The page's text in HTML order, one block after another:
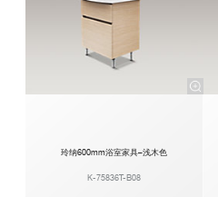
玲纳600mm浴室家具–浅木色
K-75836T-B08